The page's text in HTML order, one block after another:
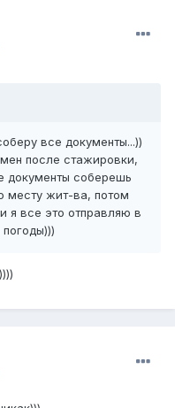
все документы...))
после стажировки,
документы соберешь
месту жит-ва, потом
я все это отправляю в